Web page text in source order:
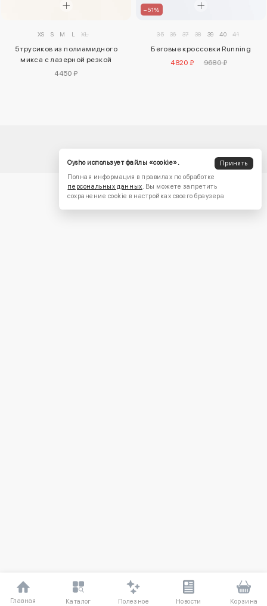
XS S M L XL
5 трусиков из полиамидного
микса с лазерной резкой
4450 ₽
–51%
35 36 37 38 39 40 41
Беговые кроссовки Running
4820 ₽
9680 ₽
Главная Каталог Полезное Новости Корзина
Oysho использует файлы «cookie».
Принять
Полная информация в правилах по обработке
персональных данных. Вы можете запретить
сохранение cookie в настройках своего браузера